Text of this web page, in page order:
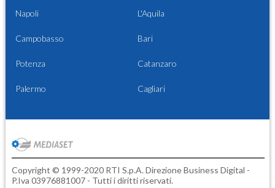
Napoli L'Aquila
Campobasso Bari
Potenza Catanzaro
Palermo Cagliari
Copyright © 1999-2020 RTI S.p.A. Direzione Business Digital -
P.Iva 03976881007 - Tutti i diritti riservati.